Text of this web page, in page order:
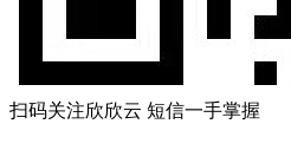
扫码关注欣欣云 短信一手掌握